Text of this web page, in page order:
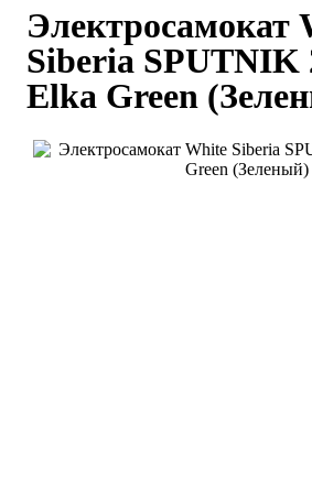
Электросамокат
Siberia SPUTNIK
Elka Green